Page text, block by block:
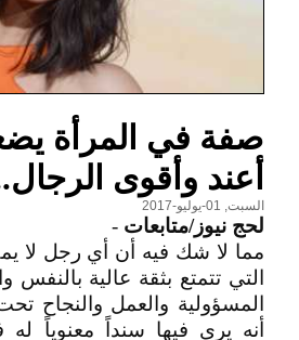
صفة في المرأة
أعند وأقوى
السبت, 01-يوليو-2017
لحج نيوز/متابعات -
مما لا شك فيه أن أي رجل لا
التي تتمتع بثقة عالية بالنفس
المسؤولية والعمل والنجاح
أنه يرى فيها سنداً معنوياً له